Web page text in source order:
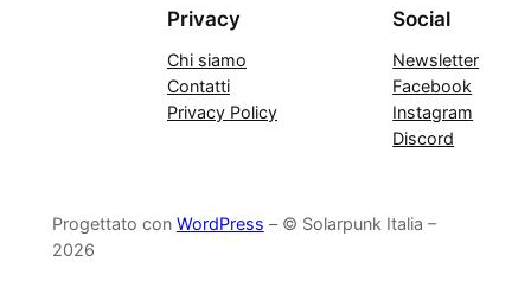
Privacy
Chi siamo
Contatti
Privacy Policy
Social
Newsletter
Facebook
Instagram
Discord
Progettato con WordPress – © Solarpunk Italia –
2026